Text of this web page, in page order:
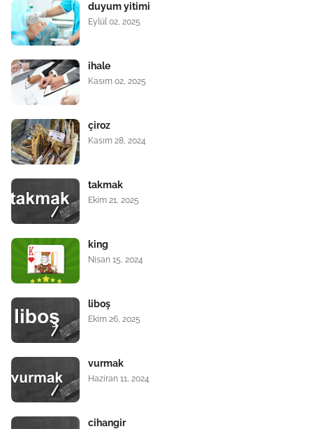
duyum yitimi
Eylül 02, 2025
ihale
Kasım 02, 2025
çiroz
Kasım 28, 2024
takmak
Ekim 21, 2025
king
Nisan 15, 2024
liboş
Ekim 26, 2025
vurmak
Haziran 11, 2024
cihangir